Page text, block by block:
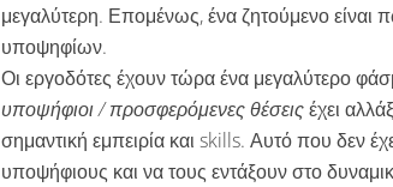
μεγαλύτερη. Επομένως, ένα ζητούμενο είναι
υποψηφίων.
Οι εργοδότες έχουν τώρα ένα μεγαλύτερο
υποψήφιοι / προσφερόμενες θέσειςέχει
σημαντική εμπειρία και skills. Αυτό που δεν
υποψήφιους και να τους εντάξουν στο